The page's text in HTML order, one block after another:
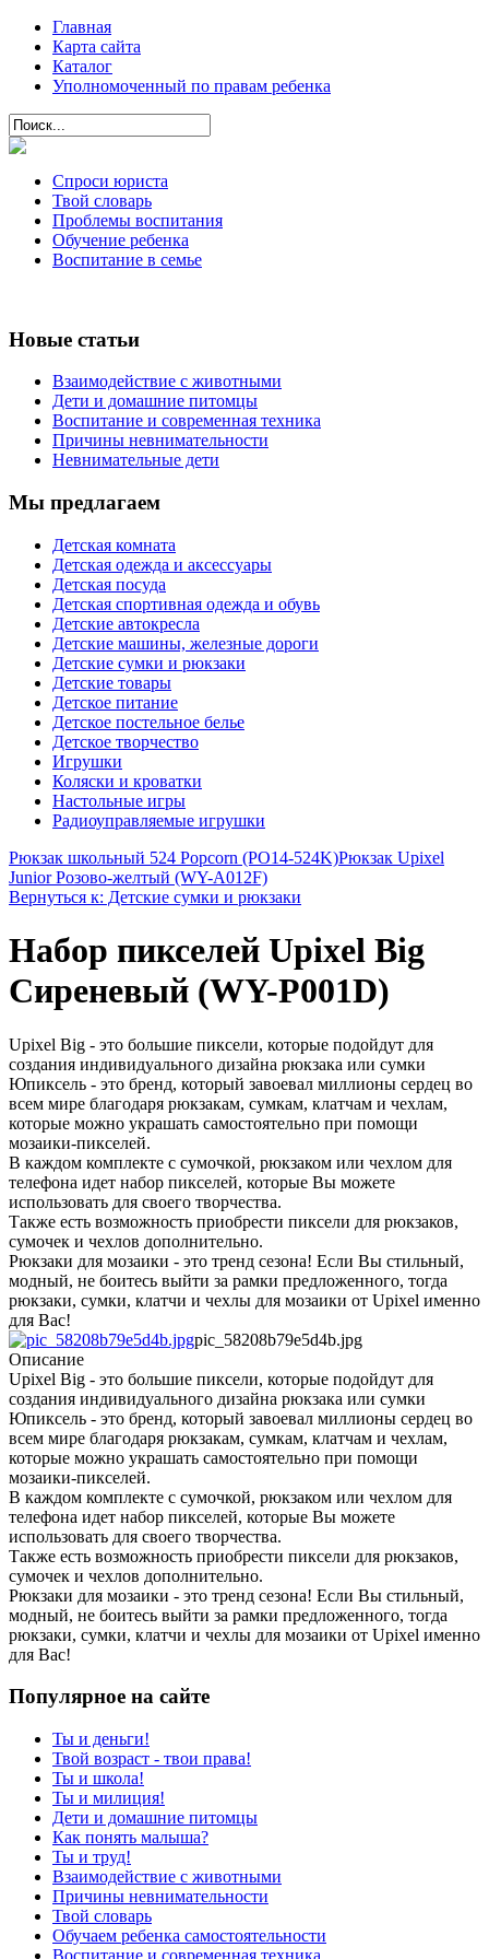
Главная
Карта сайта
Каталог
Уполномоченный по правам ребенка
Спроси юриста
Твой словарь
Проблемы воспитания
Обучение ребенка
Воспитание в семье
Новые статьи
Взаимодействие с животными
Дети и домашние питомцы
Воспитание и современная техника
Причины невнимательности
Невнимательные дети
Мы предлагаем
Детская комната
Детская одежда и аксессуары
Детская посуда
Детская спортивная одежда и обувь
Детские автокресла
Детские машины, железные дороги
Детские сумки и рюкзаки
Детские товары
Детское питание
Детское постельное белье
Детское творчество
Игрушки
Коляски и кроватки
Настольные игры
Радиоуправляемые игрушки
Рюкзак школьный 524 Popcorn (PO14-524K)Рюкзак Upixel
Junior Розово-желтый (WY-A012F)
Вернуться к: Детские сумки и рюкзаки
Набор пикселей Upixel Big
Сиреневый (WY-P001D)
Upixel Big - это большие пиксели, которые подойдут для
создания индивидуального дизайна рюкзака или сумки
Юпиксель - это бренд, который завоевал миллионы сердец во
всем мире благодаря рюкзакам, сумкам, клатчам и чехлам,
которые можно украшать самостоятельно при помощи
мозаики-пикселей.
В каждом комплекте с сумочкой, рюкзаком или чехлом для
телефона идет набор пикселей, которые Вы можете
использовать для своего творчества.
Также есть возможность приобрести пиксели для рюкзаков,
сумочек и чехлов дополнительно.
Рюкзаки для мозаики - это тренд сезона! Если Вы стильный,
модный, не боитесь выйти за рамки предложенного, тогда
рюкзаки, сумки, клатчи и чехлы для мозаики от Upixel именно
для Вас!
pic_58208b79e5d4b.jpg
Описание
Upixel Big - это большие пиксели, которые подойдут для
создания индивидуального дизайна рюкзака или сумки
Юпиксель - это бренд, который завоевал миллионы сердец во
всем мире благодаря рюкзакам, сумкам, клатчам и чехлам,
которые можно украшать самостоятельно при помощи
мозаики-пикселей.
В каждом комплекте с сумочкой, рюкзаком или чехлом для
телефона идет набор пикселей, которые Вы можете
использовать для своего творчества.
Также есть возможность приобрести пиксели для рюкзаков,
сумочек и чехлов дополнительно.
Рюкзаки для мозаики - это тренд сезона! Если Вы стильный,
модный, не боитесь выйти за рамки предложенного, тогда
рюкзаки, сумки, клатчи и чехлы для мозаики от Upixel именно
для Вас!
Популярное на сайте
Ты и деньги!
Твой возраст - твои права!
Ты и школа!
Ты и милиция!
Дети и домашние питомцы
Как понять малыша?
Ты и труд!
Взаимодействие с животными
Причины невнимательности
Твой словарь
Обучаем ребенка самостоятельности